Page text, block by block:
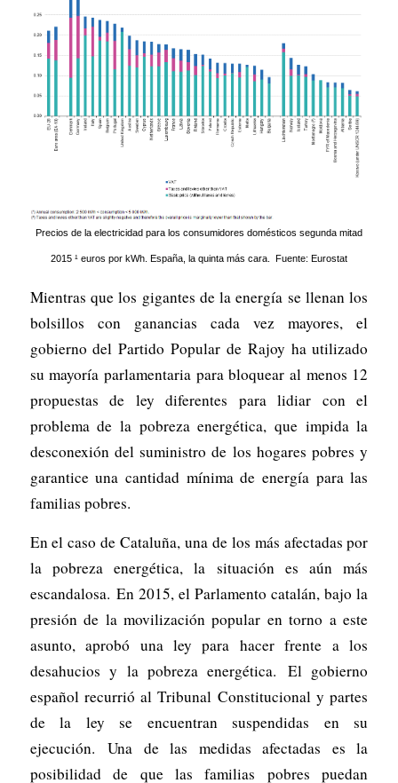
Precios de la electricidad para los consumidores domésticos segunda mitad
2015 ¹ euros por kWh. España, la quinta más cara. Fuente: Eurostat
Mientras que los gigantes de la energía se llenan los
bolsillos con ganancias cada vez mayores, el
gobierno del Partido Popular de Rajoy ha utilizado
su mayoría parlamentaria para bloquear al menos 12
propuestas de ley diferentes para lidiar con el
problema de la pobreza energética, que impida la
desconexión del suministro de los hogares pobres y
garantice una cantidad mínima de energía para las
familias pobres.
En el caso de Cataluña, una de los más afectadas por
la pobreza energética, la situación es aún más
escandalosa. En 2015, el Parlamento catalán, bajo la
presión de la movilización popular en torno a este
asunto, aprobó una ley para hacer frente a los
desahucios y la pobreza energética. El gobierno
español recurrió al Tribunal Constitucional y partes
de la ley se encuentran suspendidas en su
ejecución. Una de las medidas afectadas es la
posibilidad de que las familias pobres puedan